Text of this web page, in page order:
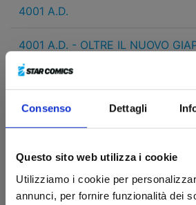
Consenso Dettagli
Questo sito web utilizza i cookie
Utilizziamo i cookie per
annunci, per fornire funzionalità dei
4001 A.D.
4001 A.D. - OLTRE IL NUOVO
5 CM AL SECONDO
<HARMONY/>
A SILENT VOICE